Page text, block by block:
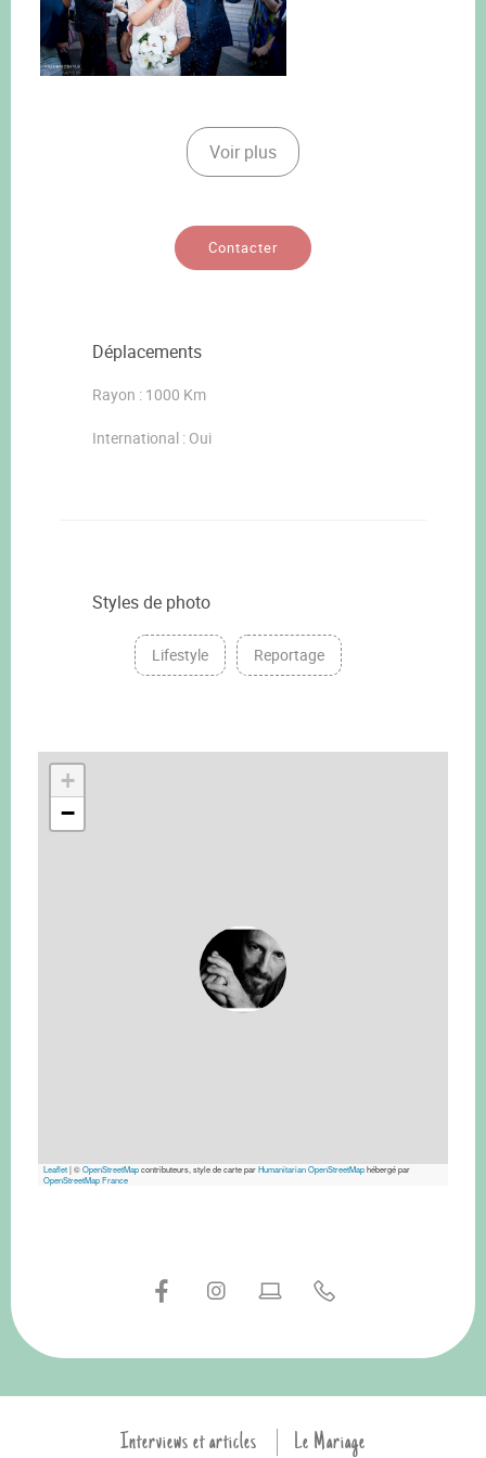
Voir plus
Contacter
Déplacements
Rayon : 1000 Km
International : Oui
Styles de photo
Lifestyle Reportage
+
−
Leaflet|©OpenStreetMapcontributeurs, style de carte parHumanitarian OpenStreetMaphébergé par
OpenStreetMap France
Interviews et articles Le Mariage